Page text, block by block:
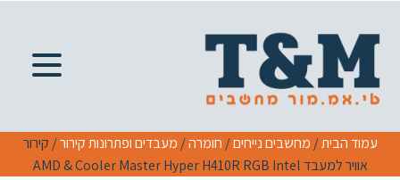
עמוד הבית/ מחשבים נייחים/ חומרה/ מעבדים ופתרונות קירור/ קירור
אוויר למעבד AMD & Cooler Master Hyper H410R RGB Intel